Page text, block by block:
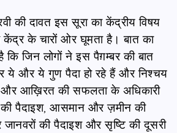
की दावत इस सूरा का केंद्रीय विषय
केंद्र के चारों ओर घूमता है। बात का
जिन लोगों ने इस पैग़म्बर की बात
ये और ये गुण पैदा हो रहे हैं और निश्चय
और आख़िरत की सफलता के अधिकारी
पैदाइश, आसमान और ज़मीन की
की पैदाइश और सृष्टि की दूसरी